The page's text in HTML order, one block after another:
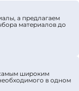
«Школа
«Лучший
«Лучшая
России, от
с особой
а предлагаем
материалов до
широким
в одном